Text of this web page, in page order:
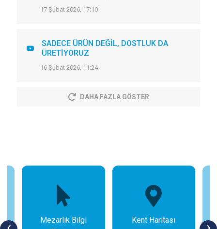
17 Şubat 2026, 17:10
SADECE ÜRÜN DEĞİL, DOSTLUK DA
ÜRETİYORUZ
16 Şubat 2026, 11:24
DAHA FAZLA GÖSTER
Mezarlık Bilgi
Kent Haritası